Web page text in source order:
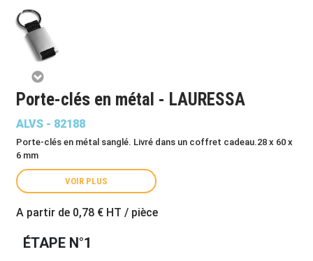
Porte-clés en métal - LAURESSA
ALVS - 82188
Porte-clés en métal sanglé. Livré dans un coffret cadeau.28 x 60 x
6 mm
VOIR PLUS
A partir de 0,78 € HT / pièce
ÉTAPE N°1